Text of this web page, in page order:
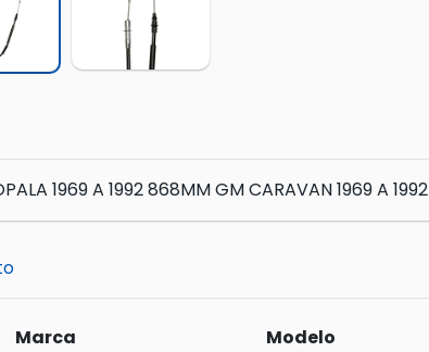
1969 A 1992 868MM GM CARAVAN 1969 A 1992
Marca Modelo